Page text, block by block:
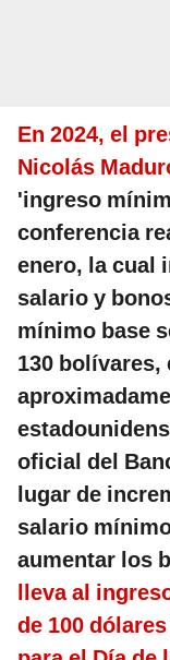
En 2024, el
Nicolás
'ingreso
conferencia
enero, la cual
salario y
mínimo base
130 bolívares,
oficial del
lugar de
salario
aumentar los
lleva al
de 100